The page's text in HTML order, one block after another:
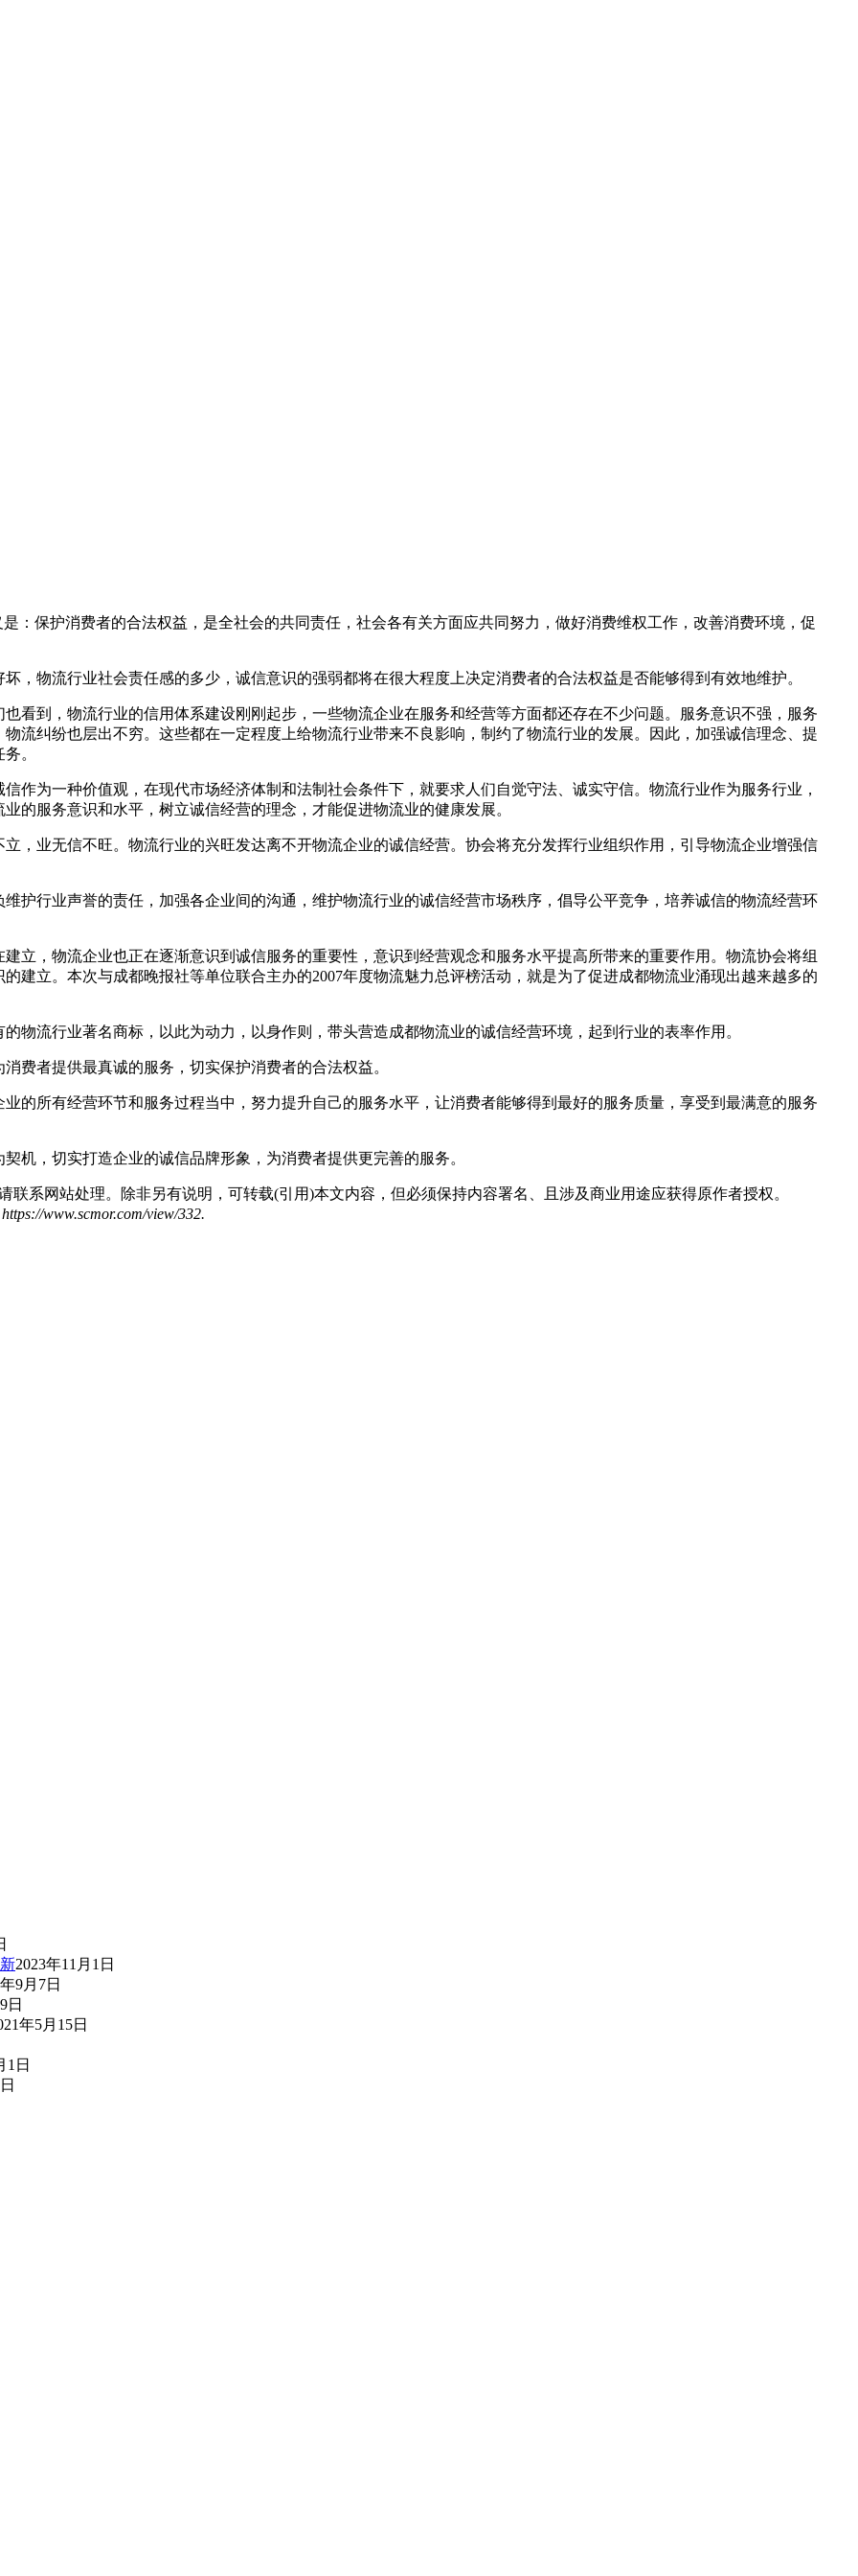
：保护消费者的合法权益，是全社会的共同责任，社会各有关方面应共同努力，做好消费维权工作，改善消费环境，促
，物流行业社会责任感的多少，诚信意识的强弱都将在很大程度上决定消费者的合法权益是否能够得到有效地维护。
看到，物流行业的信用体系建设刚刚起步，一些物流企业在服务和经营等方面都还存在不少问题。服务意识不强，服务
流纠纷也层出不穷。这些都在一定程度上给物流行业带来不良影响，制约了物流行业的发展。因此，加强诚信理念、提
。
作为一种价值观，在现代市场经济体制和法制社会条件下，就要求人们自觉守法、诚实守信。物流行业作为服务行业，
的服务意识和水平，树立诚信经营的理念，才能促进物流业的健康发展。
，业无信不旺。物流行业的兴旺发达离不开物流企业的诚信经营。协会将充分发挥行业组织作用，引导物流企业增强信
护行业声誉的责任，加强各企业间的沟通，维护物流行业的诚信经营市场秩序，倡导公平竞争，培养诚信的物流经营环
立，物流企业也正在逐渐意识到诚信服务的重要性，意识到经营观念和服务水平提高所带来的重要作用。物流协会将组
建立。本次与成都晚报社等单位联合主办的2007年度物流魅力总评榜活动，就是为了促进成都物流业涌现出越来越多的
物流行业著名商标，以此为动力，以身作则，带头营造成都物流业的诚信经营环境，起到行业的表率作用。
费者提供最真诚的服务，切实保护消费者的合法权益。
的所有经营环节和服务过程当中，努力提升自己的服务水平，让消费者能够得到最好的服务质量，享受到最满意的服务
机，切实打造企业的诚信品牌形象，为消费者提供更完善的服务。
联系网站处理。除非另有说明，可转载(引用)本文内容，但必须保持内容署名、且涉及商业用途应获得原作者授权。
www.scmor.com/view/332.
2023年11月1日
9月7日
日
年5月15日
1日